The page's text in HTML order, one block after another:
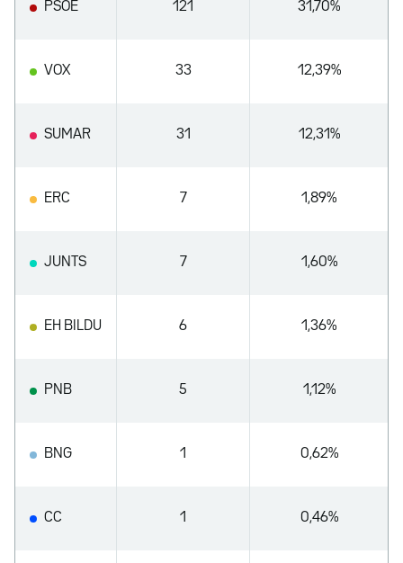
PSOE 121 31,70%
VOX 33 12,39%
SUMAR 31 12,31%
ERC 7 1,89%
JUNTS 7 1,60%
EH BILDU 6 1,36%
PNB 5 1,12%
BNG 1 0,62%
CC 1 0,46%